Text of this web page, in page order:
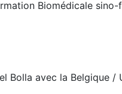
Biomédicale sino-
Bolla avec la Belgique